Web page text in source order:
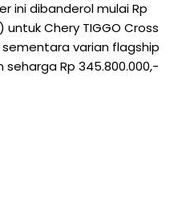
ini dibanderol mulai Rp
untuk Chery TIGGO Cross
sementara varian flagship
seharga Rp 345.800.000,-